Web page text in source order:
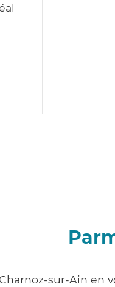
sur-Ain en